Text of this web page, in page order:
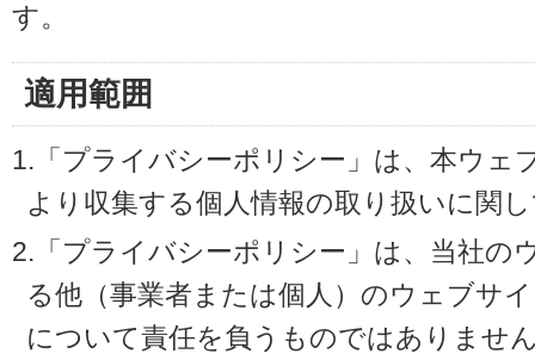
す。
適用範囲
1.「プライバシーポリシー」は、本ウェ
より収集する個人情報の取り扱いに関
2.「プライバシーポリシー」は、当社の
る他（事業者または個人）のウェブサ
について責任を負うものではありませ